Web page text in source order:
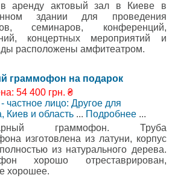
аренду актовый зал в Киеве в
здании для проведения
семинаров, конференций,
концертных мероприятий и
расположены амфитеатром.
граммофон на подарок
54 400 грн. ₴
частное лицо: Другое для
Киев и область ... Подробнее ...
граммофон. Труба
изготовлена из латуни, корпус
из натурального дерева.
хорошо отреставрирован,
хорошее.